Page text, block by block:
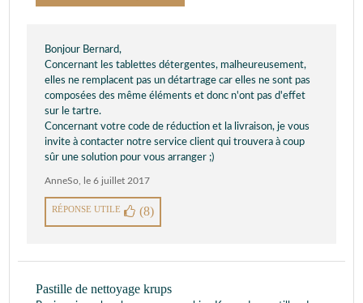
Bonjour Bernard,
Concernant les tablettes détergentes, malheureusement,
elles ne remplacent pas un détartrage car elles ne sont pas
composées des même éléments et donc n'ont pas d'effet
sur le tartre.
Concernant votre code de réduction et la livraison, je vous
invite à contacter notre service client qui trouvera à coup
sûr une solution pour vous arranger ;)
AnneSo le 6 juillet 2017
RÉPONSE UTILE (8)
Pastille de nettoyage krups